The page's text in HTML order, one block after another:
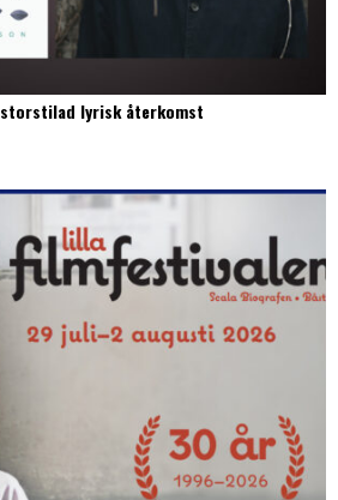
lyrisk återkomst